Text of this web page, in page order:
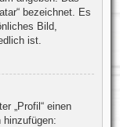
bezeichnet. Es
Bild,
ist.
„Profil“ einen
hinzufügen: